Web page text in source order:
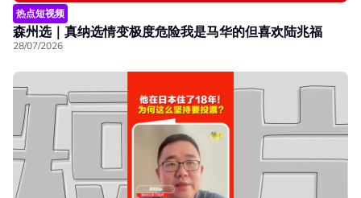
热点短视频
森州选｜真纳选情变极度危险我是马华的但喜欢陆兆福
28/07/2026